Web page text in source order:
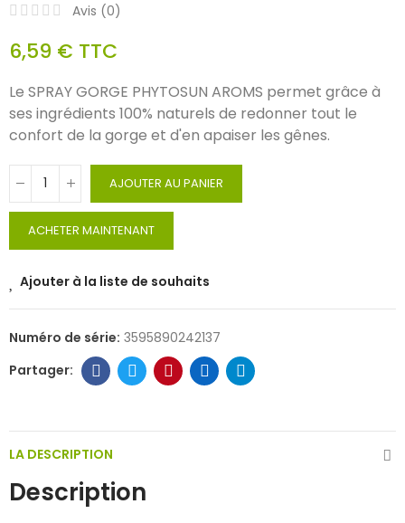
Avis (0)
6,59 € TTC
Le SPRAY GORGE PHYTOSUN AROMS permet grâce à
ses ingrédients 100% naturels de redonner tout le
confort de la gorge et d'en apaiser les gênes.
AJOUTER AU PANIER
ACHETER MAINTENANT
Ajouter à la liste de souhaits
Numéro de série: 3595890242137
LA DESCRIPTION
Description